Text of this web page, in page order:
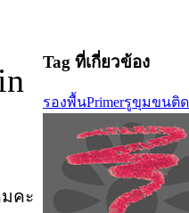
มคะ
Tag ที่เกี่ยวข้อง
รองพื้นPrimerรูขุมขนติ